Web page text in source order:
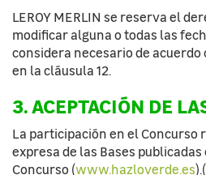
LEROY MERLIN se reserva el
modificar alguna o todas las
considera necesario de
en la cláusula 12.
3. ACEPTACIÓN DE
La participación en el Concurso
expresa de las Bases
Concurso (www.hazloverde.es